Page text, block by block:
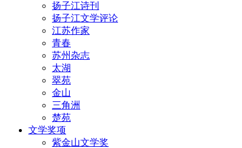
扬子江诗刊
扬子江文学评论
江苏作家
青春
苏州杂志
太湖
翠苑
金山
三角洲
楚苑
文学奖项
紫金山文学奖